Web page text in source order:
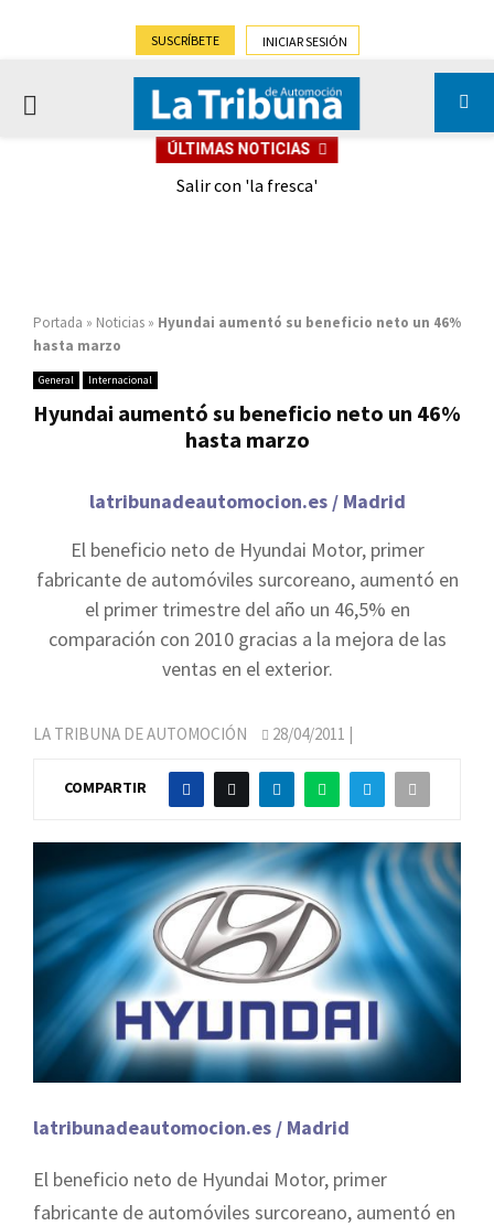
SUSCRÍBETE INICIAR SESIÓN
PRIMARY
ÚLTIMAS NOTICIAS
Salir con 'la fresca'
Portada » Noticias » Hyundai aumentó su beneficio neto un 46%
hasta marzo
General Internacional
Hyundai aumentó su beneficio neto un 46%
hasta marzo
latribunadeautomocion.es / Madrid
El beneficio neto de Hyundai Motor, primer
fabricante de automóviles surcoreano, aumentó en
el primer trimestre del año un 46,5% en
comparación con 2010 gracias a la mejora de las
ventas en el exterior.
LA TRIBUNA DE AUTOMOCIÓN 28/04/2011 |
COMPARTIR
latribunadeautomocion.es / Madrid
El beneficio neto de Hyundai Motor, primer
fabricante de automóviles surcoreano, aumentó en